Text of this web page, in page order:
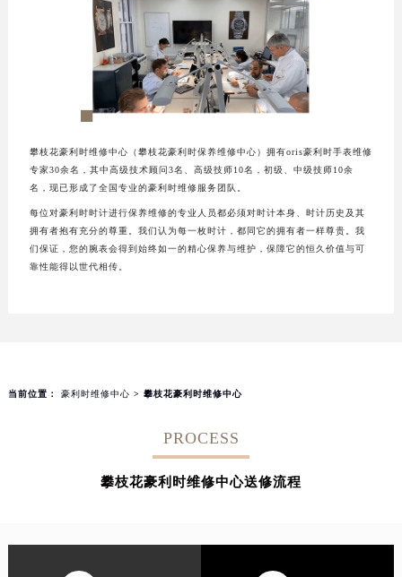
攀枝花豪利时维修中心（攀枝花豪利时保养维修中心）拥有oris豪利时手表维修
专家30余名，其中高级技术顾问3名、高级技师10名，初级、中级技师10余
名，现已形成了全国专业的豪利时维修服务团队。
每位对豪利时时计进行保养维修的专业人员都必须对时计本身、时计历史及其
拥有者抱有充分的尊重。我们认为每一枚时计，都同它的拥有者一样尊贵。我
们保证，您的腕表会得到始终如一的精心保养与维护，保障它的恒久价值与可
靠性能得以世代相传。
当前位置： 豪利时维修中心 > 攀枝花豪利时维修中心
PROCESS
攀枝花豪利时维修中心送修流程